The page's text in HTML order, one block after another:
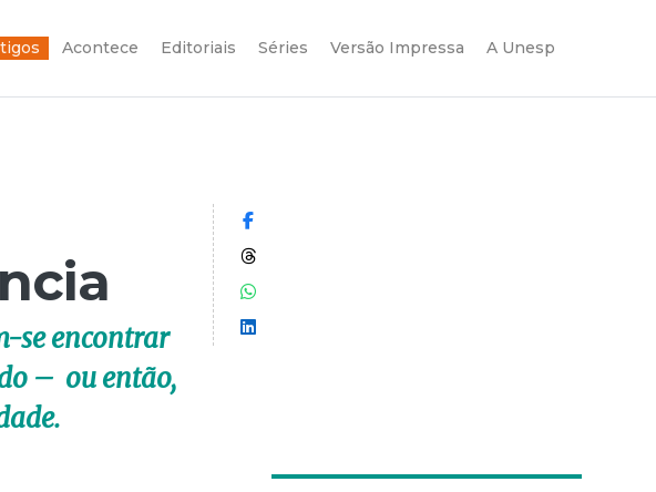
Acontece Editoriais Séries Versão Impressa A Unesp
se encontrar
– ou então,
Compartilhar no Facebook
Compartilhar no Threads
Compartilhar no WhatsApp
Compartilhar no LinkedIn